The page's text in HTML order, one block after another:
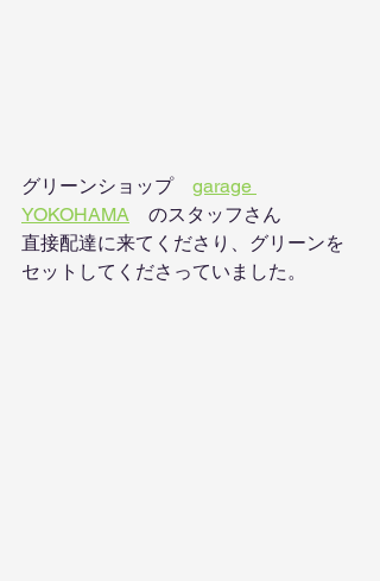
グリーンショップ garage
YOKOHAMA のスタッフさん
直接配達に来てくださり、グリーンを
セットしてくださっていました。